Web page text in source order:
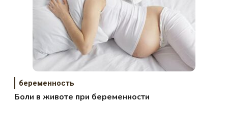
беременность
Боли в животе при беременности